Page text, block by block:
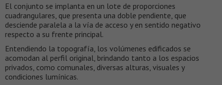
El conjunto se implanta en un lote de proporciones
cuadrangulares, que presenta una doble pendiente, que
desciende paralela a la vía de acceso y en sentido negativo
respecto a su frente principal.
Entendiendo la topografía, los volúmenes edificados se
acomodan al perfil original, brindando tanto a los espacios
privados, como comunales, diversas alturas, visuales y
condiciones lumínicas.